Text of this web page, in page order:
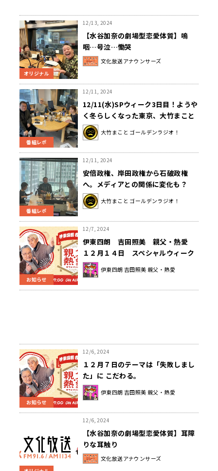
オリジナル
12/13, 2024
【水谷加奈の劇場型恋愛体質】嗚
咽…号泣…慟哭
文化放送アナウンサーズ
番組レポ
12/11, 2024
12/11(水)SPウィーク3日目！ようや
く冬らしくなった東京、大竹まこと
さんはノドがイガイガ…カゼ…なの
か…！？ゲストはビデオジャーナリ
大竹まこと ゴールデンラジオ！
番組レポ
12/11, 2024
安倍政権、岸田政権から石破政権
へ。メディアとの関係に変化も？
大竹まこと ゴールデンラジオ！
お知らせ
12/7, 2024
伊東四朗 吉田照美 親父・熱愛
１２月１４日 スペシャルウィーク
は 『凄いオチのある話にこだわ
る』
伊東四朗 吉田照美 親父・熱愛
お知らせ
12/6, 2024
１２月７日のテーマは「失敗しまし
た」に こだわる。
伊東四朗 吉田照美 親父・熱愛
12/6, 2024
【水谷加奈の劇場型恋愛体質】耳障
りな耳触り
文化放送アナウンサーズ